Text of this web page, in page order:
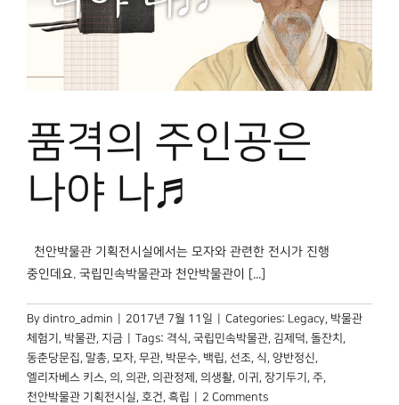
품격의 주인공은
나야 나♬
천안박물관 기획전시실에서는 모자와 관련한 전시가 진행
중인데요. 국립민속박물관과 천안박물관이 [...]
By dintro_admin 2017년 7월 11일 Categories: Legacy, 박물관
체험기 , 박물관, 지금 Tags: 격식, 국립민속박물관, 김제덕, 돌잔치 ,
동춘당문집, 말총, 모자, 무관, 박문수, 백립, 선조, 식, 양반정신,
엘리자베스 키스, 의 , 의관, 의관정제 , 의생활, 이귀 , 장기두기 , 주,
천안박물관 기획전시실, 호건, 흑립 2 Comments